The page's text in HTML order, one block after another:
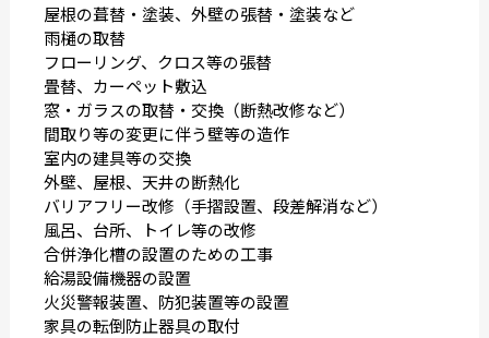
屋根の葺替・塗装、外壁の張替・塗装など
雨樋の取替
フローリング、クロス等の張替
畳替、カーペット敷込
窓・ガラスの取替・交換（断熱改修など）
間取り等の変更に伴う壁等の造作
室内の建具等の交換
外壁、屋根、天井の断熱化
バリアフリー改修（手摺設置、段差解消など）
風呂、台所、トイレ等の改修
合併浄化槽の設置のための工事
給湯設備機器の設置
火災警報装置、防犯装置等の設置
家具の転倒防止器具の取付